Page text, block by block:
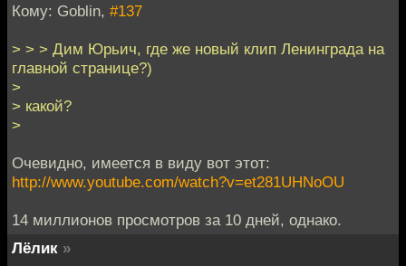
Кому: Goblin, #137
> > > Дим Юрьич, где же новый клип Ленинграда на
главной странице?)
>
> какой?
>
Очевидно, имеется в виду вот этот:
http://www.youtube.com/watch?v=et281UHNoOU
14 миллионов просмотров за 10 дней, однако.
Лёлик »